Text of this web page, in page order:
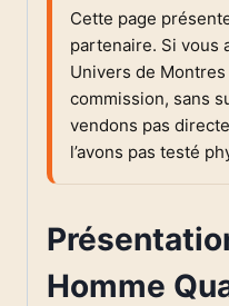
Cette page
partenaire. Si vous
Univers de
commission, sans
vendons pas
l’avons pas testé
Homme